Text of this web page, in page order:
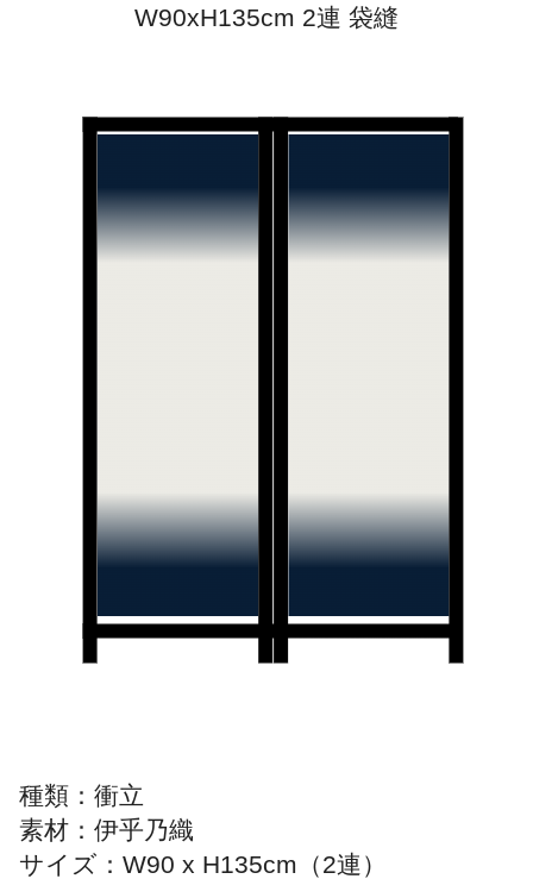
W90xH135cm 2連 袋縫
種類：衝立
素材：伊乎乃織
サイズ：W90 x H135cm（2連）